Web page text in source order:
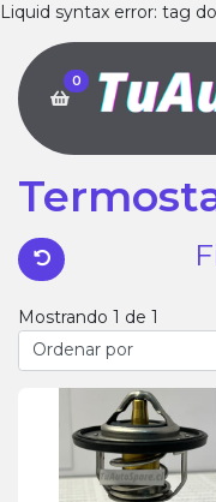
Liquid syntax error: tag
0
Mostrando 1 de 1